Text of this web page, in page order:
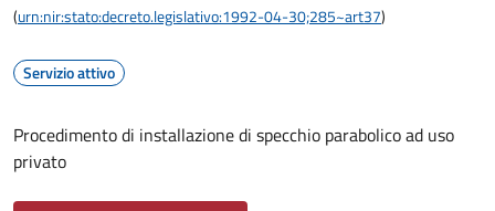
(urn:nir:stato:decreto.legislativo:1992-04-30;285~art37)
Servizio attivo
Procedimento di installazione di specchio parabolico ad uso
privato